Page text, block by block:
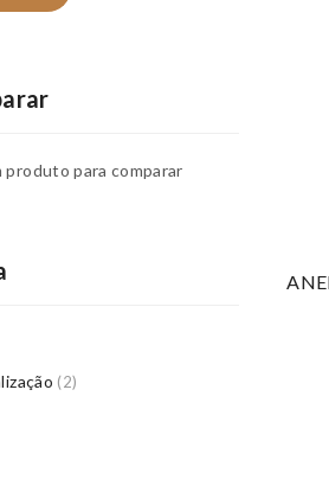
produto para comparar
(2)